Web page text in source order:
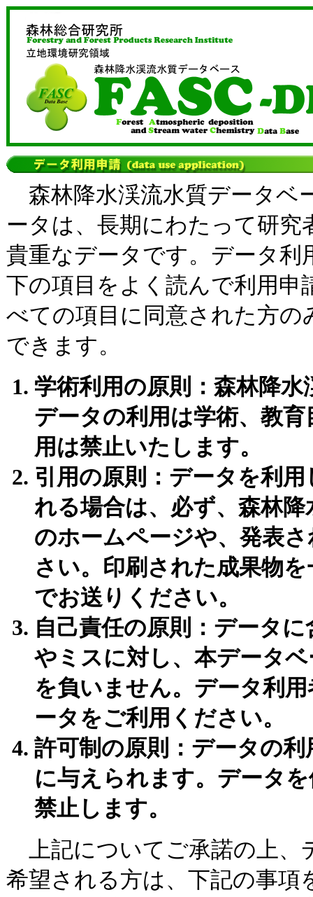
森林降水渓流水質データベ
ータは、長期にわたって研究
貴重なデータです。データ利
下の項目をよく読んで利用申
べての項目に同意された方の
できます。
学術利用の原則：森林降
データの利用は学術、教
用は禁止いたします。
引用の原則：データを利
れる場合は、必ず、森林
のホームページや、発表
さい。印刷された成果物
でお送りください。
自己責任の原則：データ
やミスに対し、本データ
を負いません。データ利
ータをご利用ください。
許可制の原則：データの
に与えられます。データ
禁止します。
上記についてご承諾の上、
希望される方は、下記の事項